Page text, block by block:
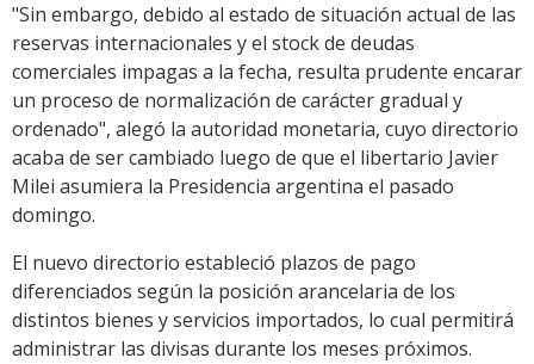
"Sin embargo, debido al estado de situación actual de las
reservas internacionales y el stock de deudas
comerciales impagas a la fecha, resulta prudente encarar
un proceso de normalización de carácter gradual y
ordenado", alegó la autoridad monetaria, cuyo directorio
acaba de ser cambiado luego de que el libertario Javier
Milei asumiera la Presidencia argentina el pasado
domingo.
El nuevo directorio estableció plazos de pago
diferenciados según la posición arancelaria de los
distintos bienes y servicios importados, lo cual permitirá
administrar las divisas durante los meses próximos.